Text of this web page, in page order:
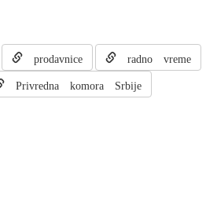
prodavnice radno vreme
Privredna komora Srbije